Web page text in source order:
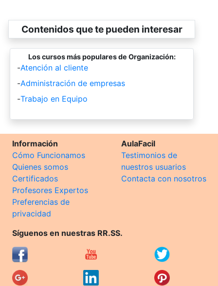
Contenidos que te pueden interesar
Los cursos más populares de Organización:
-Atención al cliente
-Administración de empresas
-Trabajo en Equipo
Información
Cómo Funcionamos
Quienes somos
Certificados
Profesores Expertos
Preferencias de
privacidad
AulaFacil
Testimonios de
nuestros usuarios
Contacta con nosotros
Síguenos en nuestras RR.SS.